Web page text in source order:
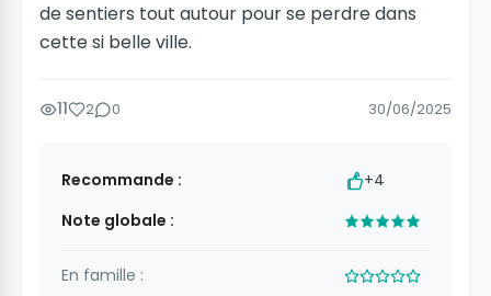
de sentiers tout autour pour se perdre dans
cette si belle ville.
11 2 0 30/06/2025
Recommande :
+4
Note globale :
En famille :